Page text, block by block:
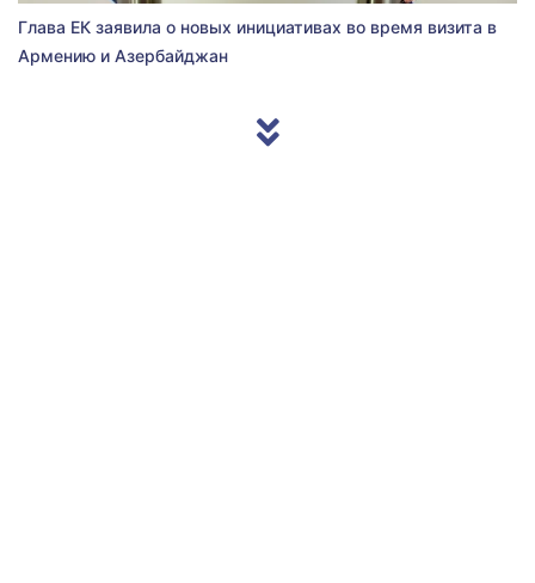
Глава ЕК заявила о новых инициативах во время визита в
Армению и Азербайджан